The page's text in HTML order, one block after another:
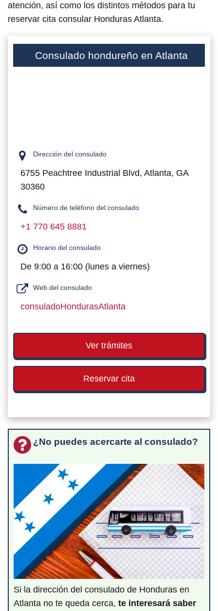
atención, así como los distintos métodos para tu
reservar cita consular Honduras Atlanta.
Consulado hondureño en Atlanta
Dirección del consulado
6755 Peachtree Industrial Blvd, Atlanta, GA
30360
Número de teléfono del consulado
+1 770 645 8881
Horario del consulado
De 9:00 a 16:00 (lunes a viernes)
Web del consulado
consuladoHondurasAtlanta
Ver trámites
Reservar cita
¿No puedes acercarte al consulado?
Si la dirección del consulado de Honduras en
Atlanta no te queda cerca, te interesará saber